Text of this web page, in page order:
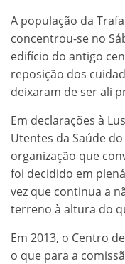
A população da
concentrou-se no
edifício do antigo
reposição dos
deixaram de ser ali
Em declarações à
Utentes da Saúde
organização que
foi decidido em
vez que continua a
terreno à altura do
Em 2013, o Centro
o que para a